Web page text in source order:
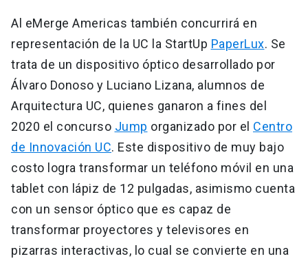
Al eMerge Americas también concurrirá en
representación de la UC la StartUp PaperLux. Se
trata de un dispositivo óptico desarrollado por
Álvaro Donoso y Luciano Lizana, alumnos de
Arquitectura UC, quienes ganaron a fines del
2020 el concurso Jump organizado por el Centro
de Innovación UC. Este dispositivo de muy bajo
costo logra transformar un teléfono móvil en una
tablet con lápiz de 12 pulgadas, asimismo cuenta
con un sensor óptico que es capaz de
transformar proyectores y televisores en
pizarras interactivas, lo cual se convierte en una